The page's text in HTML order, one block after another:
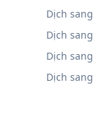
Dịch
Dịch
Dịch
Dịch